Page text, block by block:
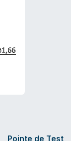
Pointe de Test